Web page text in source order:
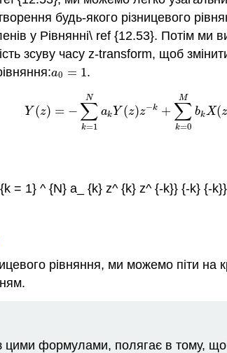
будь-якого різницевого
у Рівнянні\ ref {12.53}. Потім ми
зсуву часу z-transform, щоб
a0 = 1
a0 =1 .
Y (z) = − ∑
k=1
N
akY (z)z−k + ∑
k=0
M
bkX(z
Y (z)=−∑k =1 NakY(z)z−k +∑ k= 0Mbk
= 1} ^ {N} a_ {k} z^ {k} z^ {-k}} {-k} {-k}}
рівняння, ми можемо піти на
формулами, полягає в тому,